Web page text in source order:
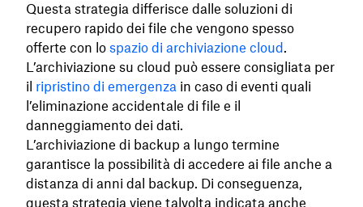
Questa strategia differisce dalle soluzioni di
recupero rapido dei file che vengono spesso
offerte con lo spazio di archiviazione cloud .
L’archiviazione su cloud può essere consigliata per
il ripristino di emergenza in caso di eventi quali
l’eliminazione accidentale di file e il
danneggiamento dei dati.
L’archiviazione di backup a lungo termine
garantisce la possibilità di accedere ai file anche a
distanza di anni dal backup. Di conseguenza,
questa strategia viene talvolta indicata anche